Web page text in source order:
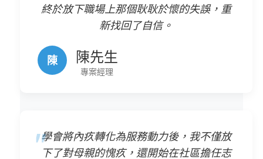
終於放下職場上那個耿耿於懷的失誤，重
新找回了自信。
陳 陳先生
專案經理
學會將內疚轉化為服務動力後，我不僅放
下了對母親的愧疚，還開始在社區擔任志